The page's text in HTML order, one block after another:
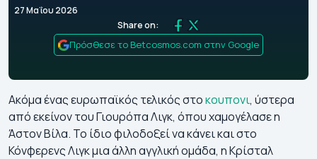
27 Μαΐου 2026
Share on:
Πρόσθεσε το Betcosmos.com στην Google
Ακόμα ένας ευρωπαϊκός τελικός στοκουπονι, ύστερα
από εκείνον του Γιουρόπα Λιγκ, όπου χαμογέλασε η
Άστον Βίλα. Το ίδιο φιλοδοξεί να κάνει και στο
Κόνφερενς Λιγκ μια άλλη αγγλική ομάδα, η Κρίσταλ